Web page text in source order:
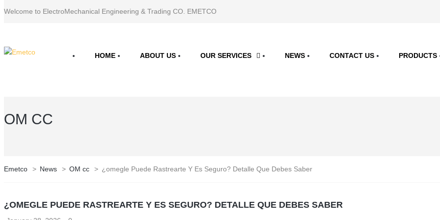
Welcome to ElectroMechanical Engineering & Trading CO. EMETCO
HOME ABOUT US OUR SERVICES NEWS CONTACT US PRODUCTS
OM CC
Emetco > News > OM cc > ¿omegle Puede Rastrearte Y Es Seguro? Detalle Que Debes Saber
¿OMEGLE PUEDE RASTREARTE Y ES SEGURO? DETALLE QUE DEBES SABER